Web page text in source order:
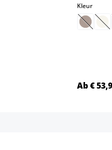
Kleurselect
(Deze
Ab €